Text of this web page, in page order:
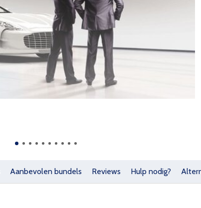
Aanbevolen bundels Reviews Hulp nodig?